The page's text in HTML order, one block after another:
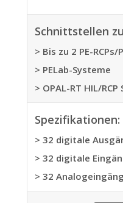
Schnittstellen
> Bis zu 2 PE-
> PELab-Systeme
> OPAL-RT HIL/
Spezifikationen:
> 32 digitale
> 32 digitale
> 32